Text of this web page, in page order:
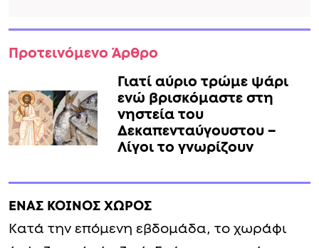
Προτεινόμενο Άρθρο
Γιατί αύριο τρώμε ψάρι
ενώ βρισκόμαστε στη
νηστεία του
Δεκαπενταύγουστου –
Λίγοι το γνωρίζουν
ΕΝΑΣ ΚΟΙΝΟΣ ΧΩΡΟΣ
Κατά την επόμενη εβδομάδα, το χωράφι